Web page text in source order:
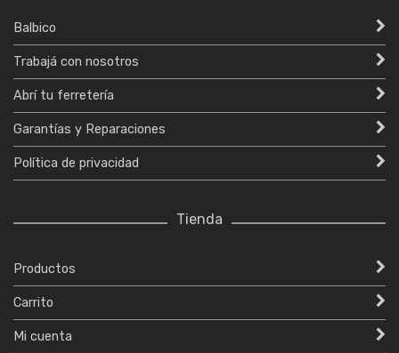
Balbico
Trabajá con nosotros
Abrí tu ferretería
Garantías y Reparaciones
Política de privacidad
Tienda
Productos
Carrito
Mi cuenta